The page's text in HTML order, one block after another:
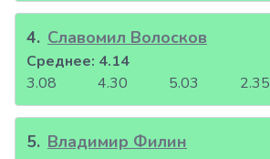
4. Славомил Волосков
3.08 4.30 5.03 2.35
Среднее: 4.14
5. Владимир Филин